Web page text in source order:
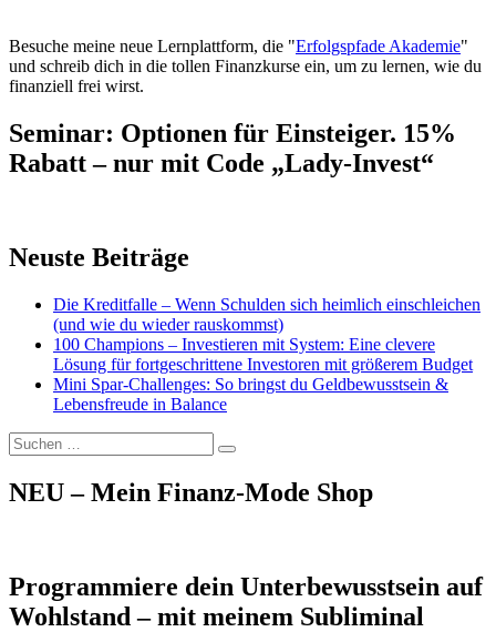
Besuche meine neue Lernplattform, die "Erfolgspfade Akademie"
und schreib dich in die tollen Finanzkurse ein, um zu lernen, wie du
finanziell frei wirst.
Seminar: Optionen für Einsteiger. 15%
Rabatt – nur mit Code „Lady-Invest“
Neuste Beiträge
Die Kreditfalle – Wenn Schulden sich heimlich einschleichen
(und wie du wieder rauskommst)
100 Champions – Investieren mit System: Eine clevere
Lösung für fortgeschrittene Investoren mit größerem Budget
Mini Spar-Challenges: So bringst du Geldbewusstsein &
Lebensfreude in Balance
Suchen
nach:
Suchen
NEU – Mein Finanz-Mode Shop
Programmiere dein Unterbewusstsein auf
Wohlstand – mit meinem Subliminal